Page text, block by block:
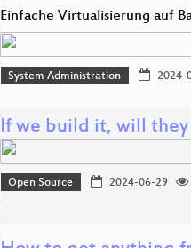
Einfache Virtualisierung auf
System Administration 2024-
If we build it, will
Open Source 2024-06-29